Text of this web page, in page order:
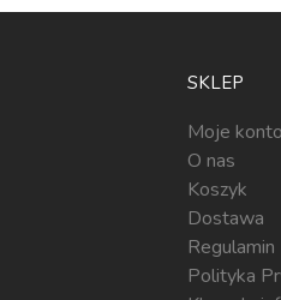
SKLEP
Moje konto
O nas
Koszyk
Dostawa
Regulamin
Polityka